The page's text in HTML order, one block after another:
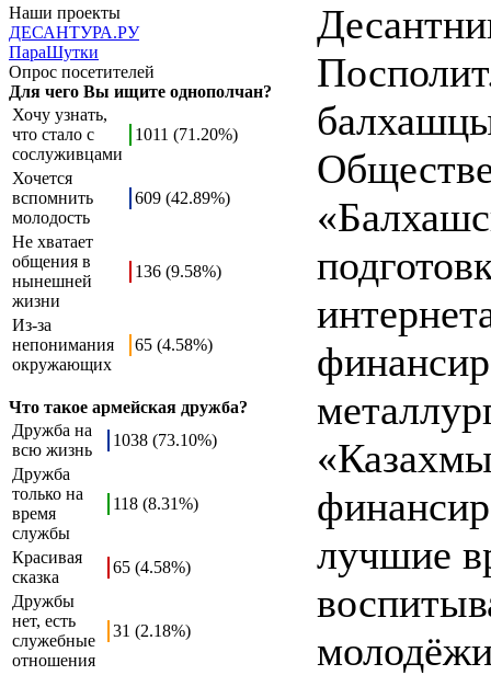
Наши проекты
ДЕСАНТУРА.РУ
ПараШутки
Опрос посетителей
Для чего Вы ищите однополчан?
Хочу узнать,
что стало с
сослуживцами
1011 (71.20%)
Хочется
вспомнить
молодость
609 (42.89%)
Не хватает
общения в
нынешней
жизни
136 (9.58%)
Из-за
непонимания
окружающих
65 (4.58%)
Что такое армейская дружба?
Дружба на
всю жизнь
1038 (73.10%)
Дружба
только на
время
службы
118 (8.31%)
Красивая
сказка
65 (4.58%)
Дружбы
нет, есть
служебные
отношения
31 (2.18%)
лучшие